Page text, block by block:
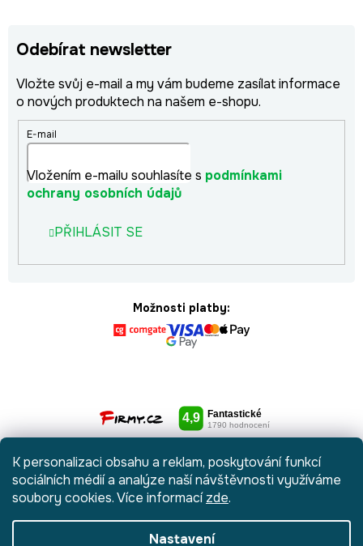
K personalizaci obsahu a reklam, poskytování funkcí
sociálních médií a analýze naší návštěvnosti využíváme
soubory cookies. Více informacízde.
Nastavení
Odebírat newsletter
Vložte svůj e-mail a my vám budeme zasílat informace
o nových produktech na našem e-shopu.
E-mail
Vložením e-mailu souhlasíte s podmínkami
ochrany osobních údajů
PŘIHLÁSIT SE
Možnosti platby: